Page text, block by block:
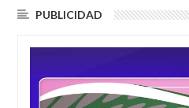
PUBLICIDAD